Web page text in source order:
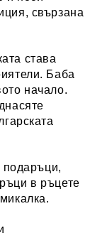
свързана
става
Баба
начало.
подаръци,
в ръцете